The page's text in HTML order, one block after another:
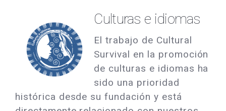
Culturas e idiomas
El trabajo de Cultural
Survival en la promoción
de culturas e idiomas ha
sido una prioridad
histórica desde su fundación y está